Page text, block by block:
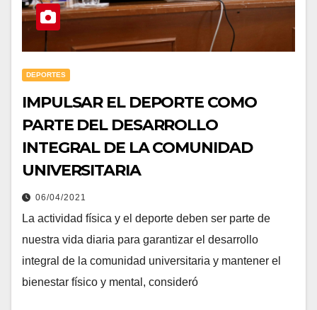
DEPORTES
IMPULSAR EL DEPORTE COMO
PARTE DEL DESARROLLO
INTEGRAL DE LA COMUNIDAD
UNIVERSITARIA
06/04/2021
La actividad física y el deporte deben ser parte de
nuestra vida diaria para garantizar el desarrollo
integral de la comunidad universitaria y mantener el
bienestar físico y mental, consideró